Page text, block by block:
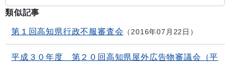
類似記事
第１回高知県行政不服審査会 2016年07月22日
平成３０年度 第２０回高知県屋外広告物審議会（平